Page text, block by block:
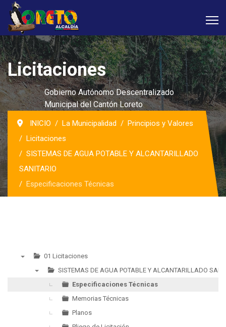
Licitaciones
Gobierno Autónomo Descentralizado
Municipal del Cantón Loreto
INICIO La Municipalidad
Principios y Valores
Licitaciones
SISTEMAS DE AGUA POTABLE Y ALCANTARILLADO
SANITARIO
Especificaciones Técnicas
01 Licitaciones
SISTEMAS DE AGUA POTABLE Y ALCANTARILLADO
Especificaciones Técnicas
Memorias Técnicas
Planos